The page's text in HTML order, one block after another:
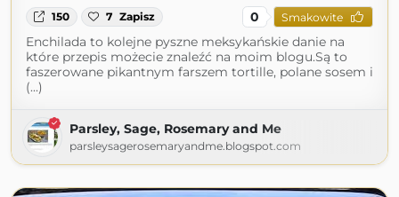
150 7 Zapisz 0 Smakowite
Enchilada to kolejne pyszne meksykańskie danie na
które przepis możecie znaleźć na moim blogu.Są to
faszerowane pikantnym farszem tortille, polane sosem i
(...)
Parsley, Sage, Rosemary and Me
parsleysagerosemaryandme.blogspot.com